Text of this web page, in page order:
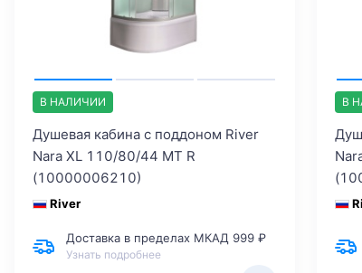
В НАЛИЧИИ
Душевая кабина с поддоном River
Nara XL 110/80/44 MT R
(10000006210)
River
Доставка в пределах МКАД 999 ₽
Узнать подробнее
В